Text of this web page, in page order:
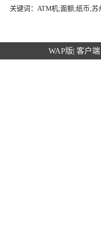
关键词：ATM机;面额;纸币;苏
WAP版| 客户端